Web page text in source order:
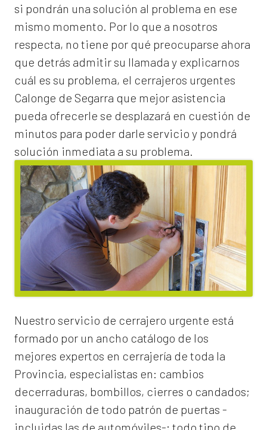
si pondrán una solución al problema en ese
mismo momento. Por lo que a nosotros
respecta, no tiene por qué preocuparse ahora
que detrás admitir su llamada y explicarnos
cuál es su problema, el cerrajeros urgentes
Calonge de Segarra que mejor asistencia
pueda ofrecerle se desplazará en cuestión de
minutos para poder darle servicio y pondrá
solución inmediata a su problema.
Nuestro servicio de cerrajero urgente está
formado por un ancho catálogo de los
mejores expertos en cerrajería de toda la
Provincia, especialistas en: cambios
decerraduras, bombillos, cierres o candados;
inauguración de todo patrón de puertas -